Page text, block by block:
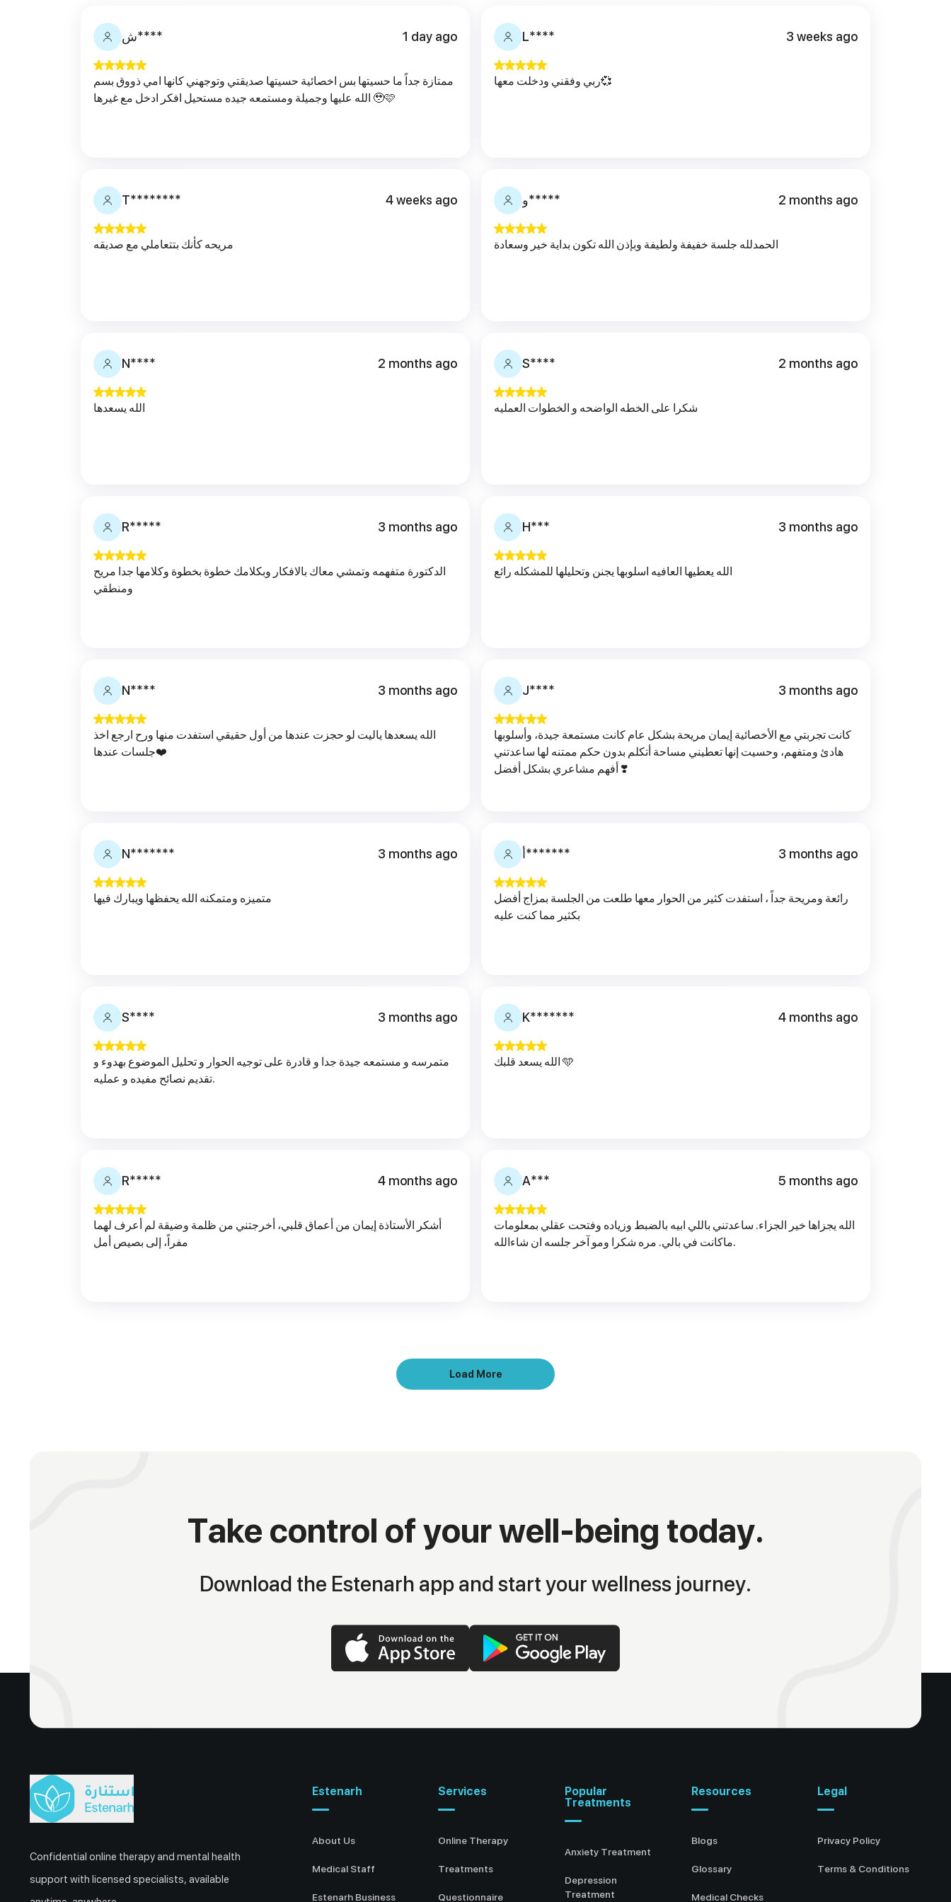
ش**** 1 day ago
ممتازة جداً ما حسيتها بس اخصائية حسيتها صديقتي وتوجهني كانها امي ذووق بسم
الله عليها وجميلة ومستمعه جيده مستحيل افكر ادخل مع غيرها 🥹🩷
L**** 3 weeks ago
ربي وفقني ودخلت معها💞
T******** 4 weeks ago
مريحه كأنك بتتعاملي مع صديقه
و***** 2 months ago
الحمدلله جلسة خفيفة ولطيفة وبإذن الله تكون بداية خير وسعادة
N**** 2 months ago
الله يسعدها
S**** 2 months ago
شكرا على الخطه الواضحه و الخطوات العمليه
R***** 3 months ago
الدكتورة متفهمه وتمشي معاك بالافكار وبكلامك خطوة بخطوة وكلامها جدا مريح
ومنطقي
H*** 3 months ago
الله يعطيها العافيه اسلوبها يجنن وتحليلها للمشكله رائع
N**** 3 months ago
الله يسعدها ياليت لو حجزت عندها من أول حقيقي استفدت منها ورح ارجع اخذ
جلسات عندها❤️
J**** 3 months ago
كانت تجربتي مع الأخصائية إيمان مريحة بشكل عام كانت مستمعة جيدة، وأسلوبها
هادئ ومتفهم، وحسيت إنها تعطيني مساحة أتكلم بدون حكم ممتنه لها ساعدتني
أفهم مشاعري بشكل أفضل ❣️
N******* 3 months ago
متميزه ومتمكنه الله يحفظها ويبارك فيها
أ******* 3 months ago
رائعة ومريحة جداً ، استفدت كثير من الحوار معها طلعت من الجلسة بمزاج أفضل
بكثير مما كنت عليه
S**** 3 months ago
متمرسه و مستمعه جيدة جدا و قادرة على توجيه الحوار و تحليل الموضوع بهدوء و
تقديم نصائح مفيده و عمليه.
K******* 4 months ago
الله يسعد قلبك 🩵
R***** 4 months ago
أشكر الأستاذة إيمان من أعماق قلبي، أخرجتني من ظلمة وضيقة لم أعرف لهما
مفراً، إلى بصيص أمل
A*** 5 months ago
الله يجزاها خير الجزاء. ساعدتني باللي ابيه بالضبط وزياده وفتحت عقلي بمعلومات
ماكانت في بالي. مره شكرا ومو آخر جلسه ان شاءالله.
Load More
Take control of your well-being today.
Download the Estenarh app and start your wellness journey.
Confidential online therapy and mental health
support with licensed specialists, available
Estenarh
About Us
Medical Staff
Estenarh Business
Services
Online Therapy
Treatments
Questionnaire
Popular
Treatments
Anxiety Treatment
Depression
Treatment
Resources
Blogs
Glossary
Medical Checks
Legal
Privacy Policy
Terms & Conditions